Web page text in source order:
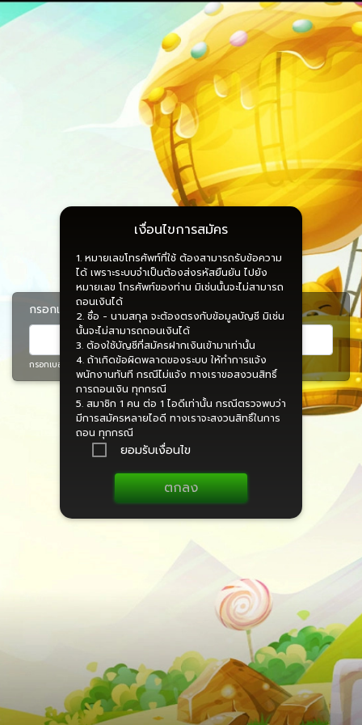
1 / 3
กรอกเบอร์มือถือ
กรอกเบอร์เพื่อส่ง OTP ไปยังเบอร์มือถือของคุณ
ย้อนกลับ
เงื่อนไขการสมัคร
1. หมายเลขโทรศัพท์ที่ใช้ ต้องสามารถรับข้อความ
ได้ เพราะระบบจำเป็นต้องส่งรหัสยืนยัน ไปยัง
หมายเลข โทรศัพท์ของท่าน มิเช่นนั้นจะไม่สามารถ
ถอนเงินได้
2. ชื่อ - นามสกุล จะต้องตรงกับข้อมูลบัญชี มิเช่น
นั้นจะไม่สามารถถอนเงินได้
3. ต้องใช้บัญชีที่สมัครฝากเงินเข้ามาเท่านั้น
4. ถ้าเกิดข้อผิดพลาดของระบบ ให้ทำการแจ้ง
พนักงานทันที กรณีไม่แจ้ง ทางเราขอสงวนสิทธิ์
การถอนเงิน ทุกกรณี
5. สมาชิก 1 คน ต่อ 1 ไอดีเท่านั้น กรณีตรวจพบว่า
มีการสมัครหลายไอดี ทางเราจะสงวนสิทธิ์ในการ
ถอน ทุกกรณี
ยอมรับเงื่อนไข
ตกลง